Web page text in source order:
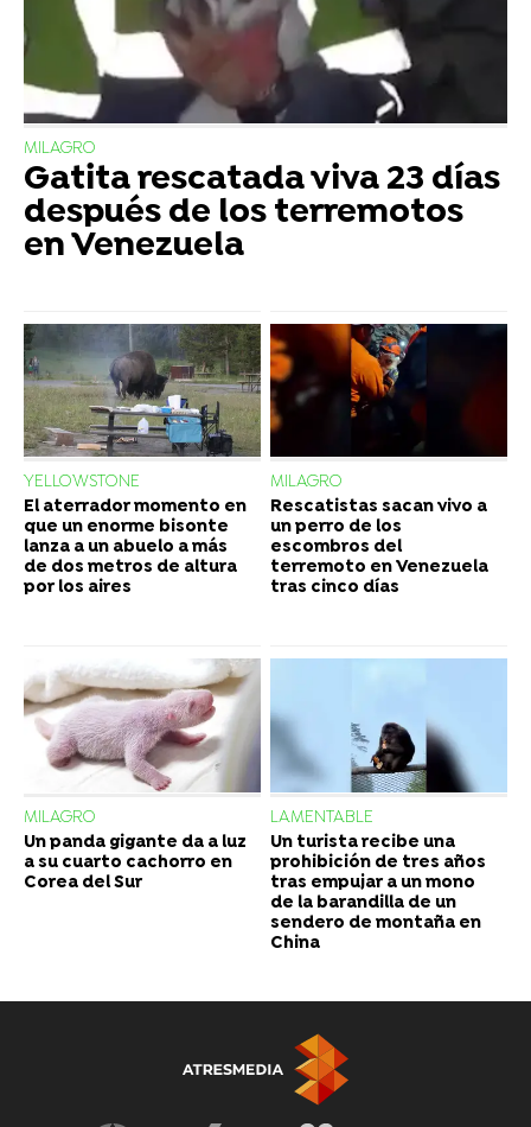
MILAGRO
Gatita rescatada viva 23 días
después de los terremotos
en Venezuela
YELLOWSTONE
El aterrador momento en
que un enorme bisonte
lanza a un abuelo a más
de dos metros de altura
por los aires
MILAGRO
Rescatistas sacan vivo a
un perro de los
escombros del
terremoto en Venezuela
tras cinco días
MILAGRO
Un panda gigante da a luz
a su cuarto cachorro en
Corea del Sur
LAMENTABLE
Un turista recibe una
prohibición de tres años
tras empujar a un mono
de la barandilla de un
sendero de montaña en
China